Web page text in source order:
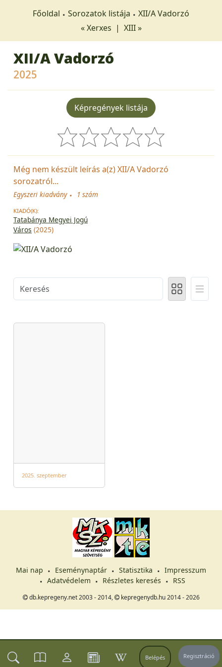
Belépés Regisztráció
Főoldal Sorozatok listája
XII/A Vadorzó
« Xerxes | XIII »
XII/A Vadorzó
2025
Képregények listája
Még nem készült leírás a(z) XII/A Vadorzó
sorozatról...
Egyszeri kiadvány 1 szám
KIADÓ(K):
Tatabánya Megyei Jogú
Város (2025)
2025. szeptember
Mai nap Eseménynaptár Statisztika
Impresszum
Adatvédelem
Részletes keresés RSS
db.kepregeny.net 2003 - 2014, kepregenydb.hu 2014 - 2026